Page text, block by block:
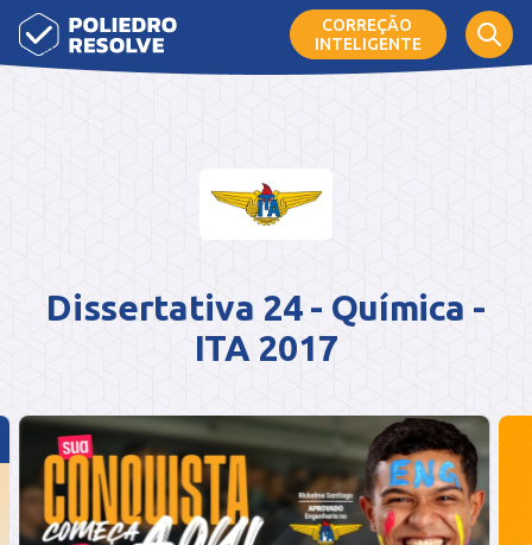
CORREÇÃO
INTELIGENTE
Dissertativa 24 - Química -
ITA 2017